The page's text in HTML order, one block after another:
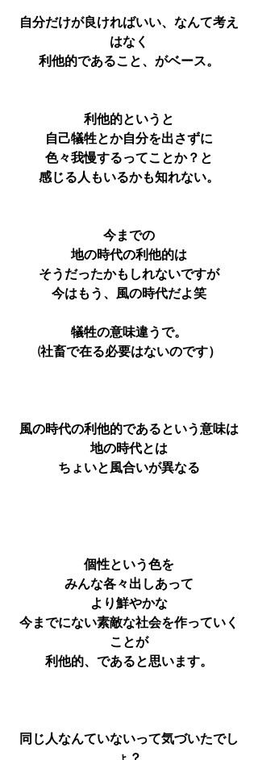
自分だけが良ければいい、なんて考え
はなく
利他的であること、がベース。
利他的というと
自己犠牲とか自分を出さずに
色々我慢するってことか？と
感じる人もいるかも知れない。
今までの
地の時代の利他的は
そうだったかもしれないですが
今はもう、風の時代だよ笑
犠牲の意味違うで。
(社畜で在る必要はないのです）
風の時代の利他的であるという意味は
地の時代とは
ちょいと風合いが異なる
個性という色を
みんな各々出しあって
より鮮やかな
今までにない素敵な社会を作っていく
ことが
利他的、であると思います。
同じ人なんていないって気づいたでし